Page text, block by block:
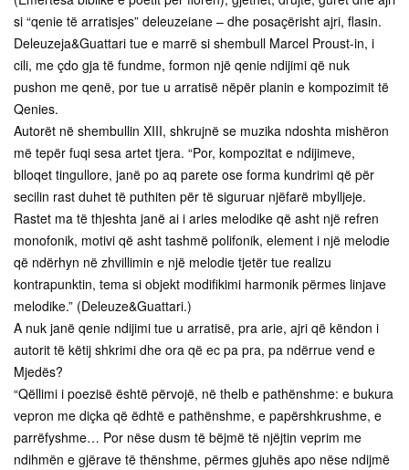
si “qenie të arratisjes” deleuzeiane – dhe posaçërisht ajri, flasin.
Deleuzeja&Guattari tue e marrë si shembull Marcel Proust-in, i
cili, me çdo gja të fundme, formon një qenie ndijimi që nuk
pushon me qenë, por tue u arratisë nëpër planin e kompozimit të
Qenies.
Autorët në shembullin XIII, shkrujnë se muzika ndoshta mishëron
më tepër fuqi sesa artet tjera. “Por, kompozitat e ndijimeve,
blloqet tingullore, janë po aq parete ose forma kundrimi që për
secilin rast duhet të puthiten për të siguruar njëfarë mbylljeje.
Rastet ma të thjeshta janë ai i aries melodike që asht një refren
monofonik, motivi që asht tashmë polifonik, element i një melodie
që ndërhyn në zhvillimin e një melodie tjetër tue realizu
kontrapunktin, tema si objekt modifikimi harmonik përmes linjave
melodike.” (Deleuze&Guattari.)
A nuk janë qenie ndijimi tue u arratisë, pra arie, ajri që këndon i
autorit të këtij shkrimi dhe ora që ec pa pra, pa ndërrue vend e
Mjedës?
“Qëllimi i poezisë është përvojë, në thelb e pathënshme: e bukura
vepron me diçka që ëdhtë e pathënshme, e papërshkrushme, e
parrëfyshme… Por nëse dusm të bëjmë të njëjtin veprim me
ndihmën e gjërave të thënshme, përmes gjuhës apo nëse ndijmë